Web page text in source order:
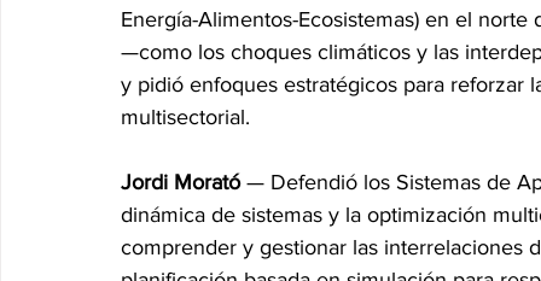
Energía-Alimentos-Ecosistemas) en el
—como los choques climáticos y las
y pidió enfoques estratégicos para
multisectorial.
Jordi Morató — Defendió los Sistemas de
dinámica de sistemas y la optimización
comprender y gestionar las interrelaciones